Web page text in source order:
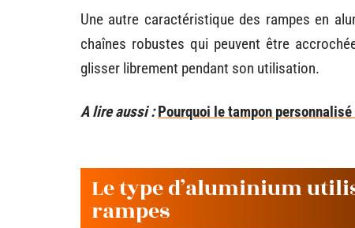
Une autre caractéristique des rampes en
chaînes robustes qui peuvent être
glisser librement pendant son utilisation.
A lire aussi : Pourquoi le tampon
Le type d’aluminium
rampes